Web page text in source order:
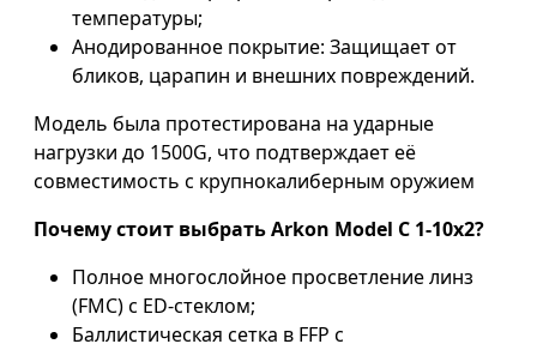
температуры;
Анодированное покрытие: Защищает от
бликов, царапин и внешних повреждений.
Модель была протестирована на ударные
нагрузки до 1500G, что подтверждает её
совместимость с крупнокалиберным оружием
Почему стоит выбрать Arkon Model C 1-10x2?
Полное многослойное просветление линз
(FMC) с ED-стеклом;
Баллистическая сетка в FFP с